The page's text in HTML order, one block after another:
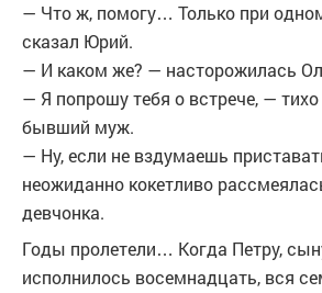
— Что ж, помогу… Только при
сказал Юрий.
— И каком же? — насторожилась
— Я попрошу тебя о встрече, — тихо
бывший муж.
— Ну, если не вздумаешь
неожиданно кокетливо
девчонка.
Годы пролетели… Когда Петру,
исполнилось восемнадцать, вся